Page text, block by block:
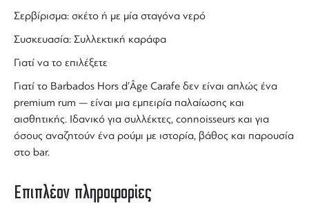
Σερβίρισμα: σκέτο ή με μία σταγόνα νερό
Συσκευασία: Συλλεκτική καράφα
Γιατί να το επιλέξετε
Γιατί το Barbados Hors d’Âge Carafe δεν είναι απλώς ένα
premium rum — είναι μια εμπειρία παλαίωσης και
αισθητικής. Ιδανικό για συλλέκτες, connoisseurs και για
όσους αναζητούν ένα ρούμι με ιστορία, βάθος και παρουσία
στο bar.
Επιπλέον πληροφορίες